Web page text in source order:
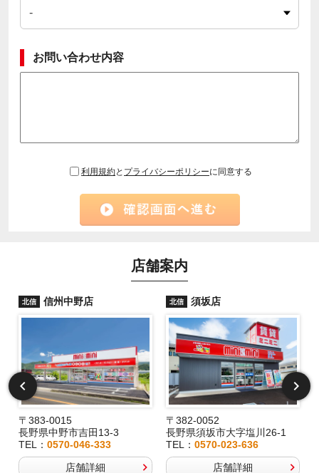
お問い合わせ内容
利用規約と プライバシーポリシーに同意する
店舗案内
北信 信州中野店
〒383-0015
長野県中野市吉田13-3
TEL： 0570-046-333
店舗詳細
北信 須坂店
〒382-0052
長野県須坂市大字塩川26-1
TEL：0570-023-636
店舗詳細